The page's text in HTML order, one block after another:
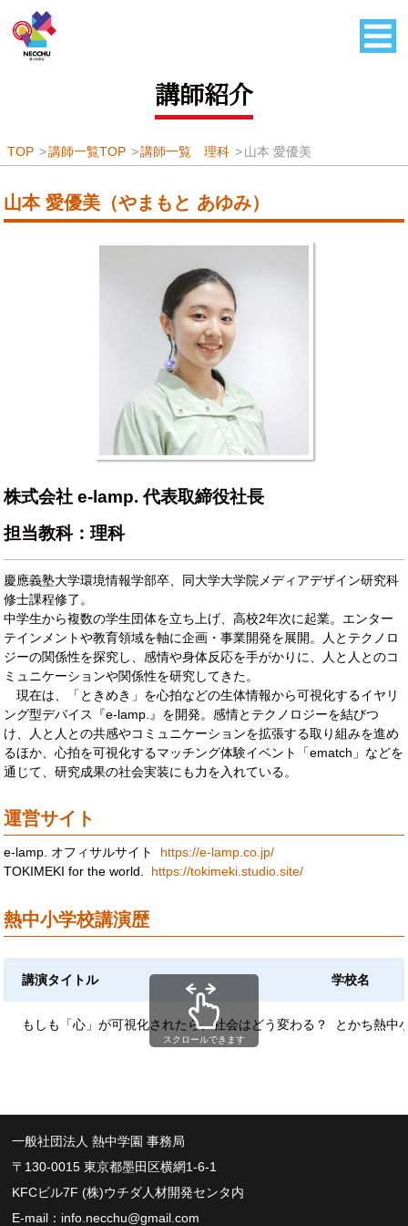
講師紹介
TOP 講師一覧TOP 講師一覧 理科 山本 愛優美
山本 愛優美（やまもと あゆみ）
株式会社 e-lamp. 代表取締役社長
担当教科：理科
慶應義塾大学環境情報学部卒、同大学大学院メディアデザイン研究科
修士課程修了。
中学生から複数の学生団体を立ち上げ、高校2年次に起業。エンター
テインメントや教育領域を軸に企画・事業開発を展開。人とテクノロ
ジーの関係性を探究し、感情や身体反応を手がかりに、人と人とのコ
ミュニケーションや関係性を研究してきた。
現在は、「ときめき」を心拍などの生体情報から可視化するイヤリ
ング型デバイス『e-lamp.』を開発。感情とテクノロジーを結びつ
け、人と人との共感やコミュニケーションを拡張する取り組みを進め
るほか、心拍を可視化するマッチング体験イベント「ematch」などを
通じて、研究成果の社会実装にも力を入れている。
運営サイト
e-lamp. オフィサルサイト
https://e-lamp.co.jp/
TOKIMEKI for the world.
https://tokimeki.studio.site/
熱中小学校講演歴
講演タイトル 学校名
もしも「心」が可視化されたら、社会はどう変わる？ とかち熱中
スクロールできます
一般社団法人 熱中学園 事務局
〒130-0015 東京都墨田区横網1-6-1
KFCビル7F (株)ウチダ人材開発センタ内
E-mail： info.necchu@gmail.com